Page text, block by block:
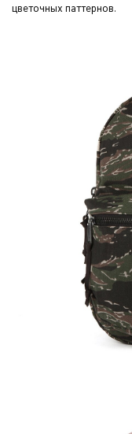
цветочных паттернов.